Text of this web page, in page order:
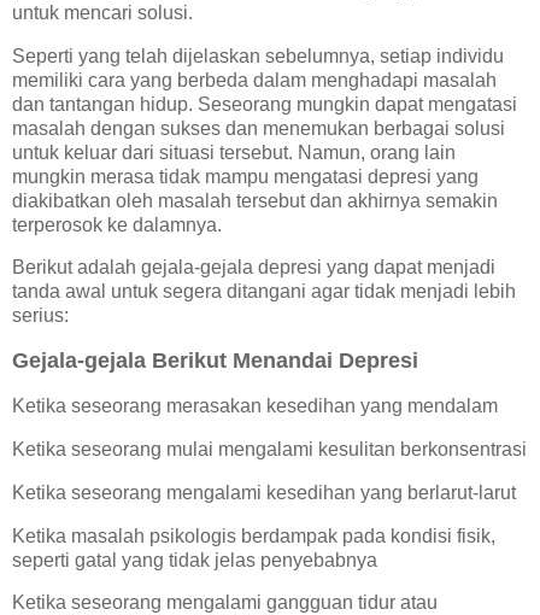
untuk mencari solusi.
Seperti yang telah dijelaskan sebelumnya, setiap individu
memiliki cara yang berbeda dalam menghadapi masalah
dan tantangan hidup. Seseorang mungkin dapat mengatasi
masalah dengan sukses dan menemukan berbagai solusi
untuk keluar dari situasi tersebut. Namun, orang lain
mungkin merasa tidak mampu mengatasi depresi yang
diakibatkan oleh masalah tersebut dan akhirnya semakin
terperosok ke dalamnya.
Berikut adalah gejala-gejala depresi yang dapat menjadi
tanda awal untuk segera ditangani agar tidak menjadi lebih
serius:
Gejala-gejala Berikut Menandai Depresi
Ketika seseorang merasakan kesedihan yang mendalam
Ketika seseorang mulai mengalami kesulitan berkonsentrasi
Ketika seseorang mengalami kesedihan yang berlarut-larut
Ketika masalah psikologis berdampak pada kondisi fisik,
seperti gatal yang tidak jelas penyebabnya
Ketika seseorang mengalami gangguan tidur atau